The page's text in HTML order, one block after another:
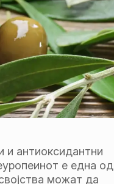
и антиоксидантни
е една од
можат да